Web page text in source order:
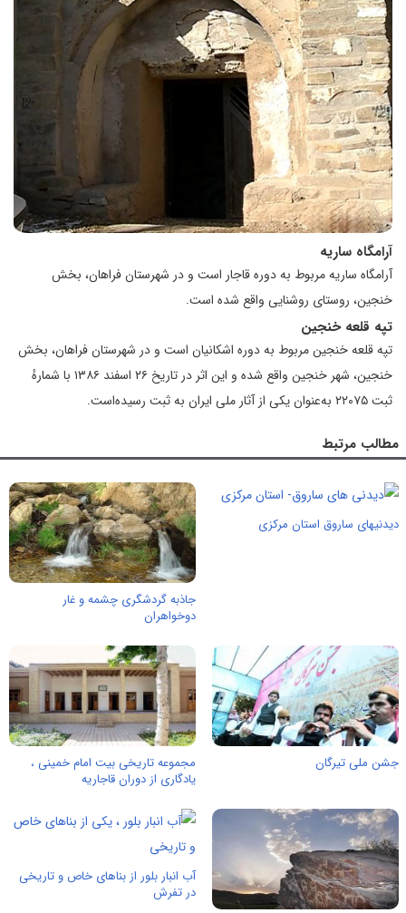
آرامگاه ساریه
آرامگاه ساریه مربوط به دوره قاجار است و در شهرستان فراهان، بخش
خنجین، روستای روشنایی واقع شده است.
تپه قلعه خنجین
تپه قلعه خنجین مربوط به دوره اشکانیان است و در شهرستان فراهان، بخش
خنجین، شهر خنجین واقع شده و این اثر در تاریخ ۲۶ اسفند ۱۳۸۶ با شمارهٔ
ثبت ۲۲۰۷۵ به‌عنوان یکی از آثار ملی ایران به ثبت رسیده‌است.
مطالب مرتبط
دیدنیهای ساروق استان مرکزی
جاذبه گردشگری چشمه و غار
دوخواهران
جشن ملی تیرگان
مجموعه تاریخی بیت امام خمینی ،
یادگاری از دوران قاجاریه
آب انبار بلور از بناهای خاص و تاریخی
در تفرش